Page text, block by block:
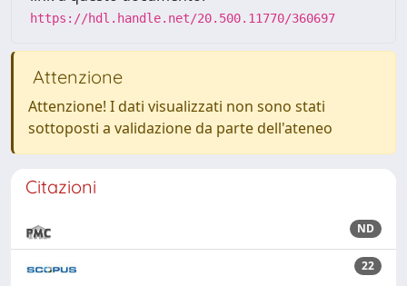
https://hdl.handle.net/20.500.11770/360697
Attenzione
Attenzione! I dati visualizzati non sono stati
sottoposti a validazione da parte dell'ateneo
Citazioni
ND
22